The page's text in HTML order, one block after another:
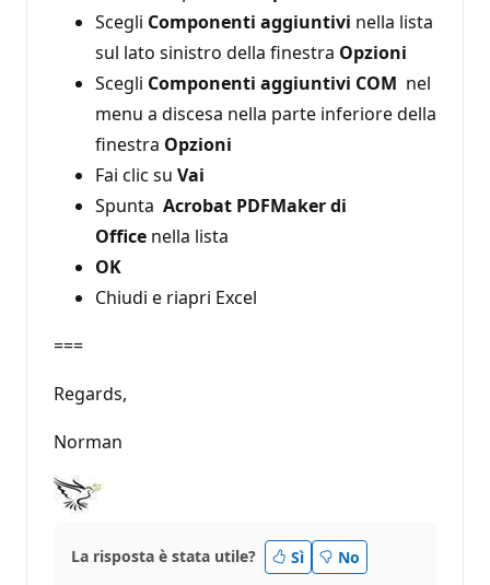
Scegli Componenti aggiuntivi nella lista
sul lato sinistro della finestra Opzioni
Scegli Componenti aggiuntivi COM nel
menu a discesa nella parte inferiore della
finestra Opzioni
Fai clic su Vai
Spunta Acrobat PDFMaker di
Office nella lista
OK
Chiudi e riapri Excel
===
Regards,
Norman
La risposta è stata utile? Sì No